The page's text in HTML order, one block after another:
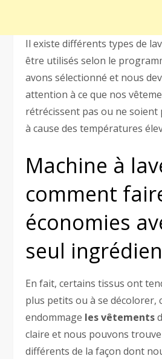
Il existe différents types de
être utilisés selon le
avons sélectionné et nous
attention à ce que nos
rétrécissent pas ou ne soient
à cause des températures
Machine à
comment
économies
seul
En fait, certains tissus ont
plus petits ou à se décolorer,
endommage les vêtements
claire et nous pouvons
différents de la façon dont